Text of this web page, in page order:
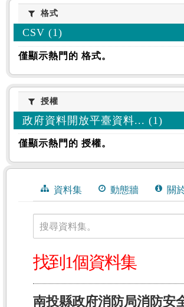
格式格式
CSV (1)
僅顯示熱門的 格式。
授權授權
政府資料開放平臺資料... (1)
僅顯示熱門的 授權。
資料集 動態牆 關
搜尋資料集。
找到1個資料集
南投縣政府消防局消防安